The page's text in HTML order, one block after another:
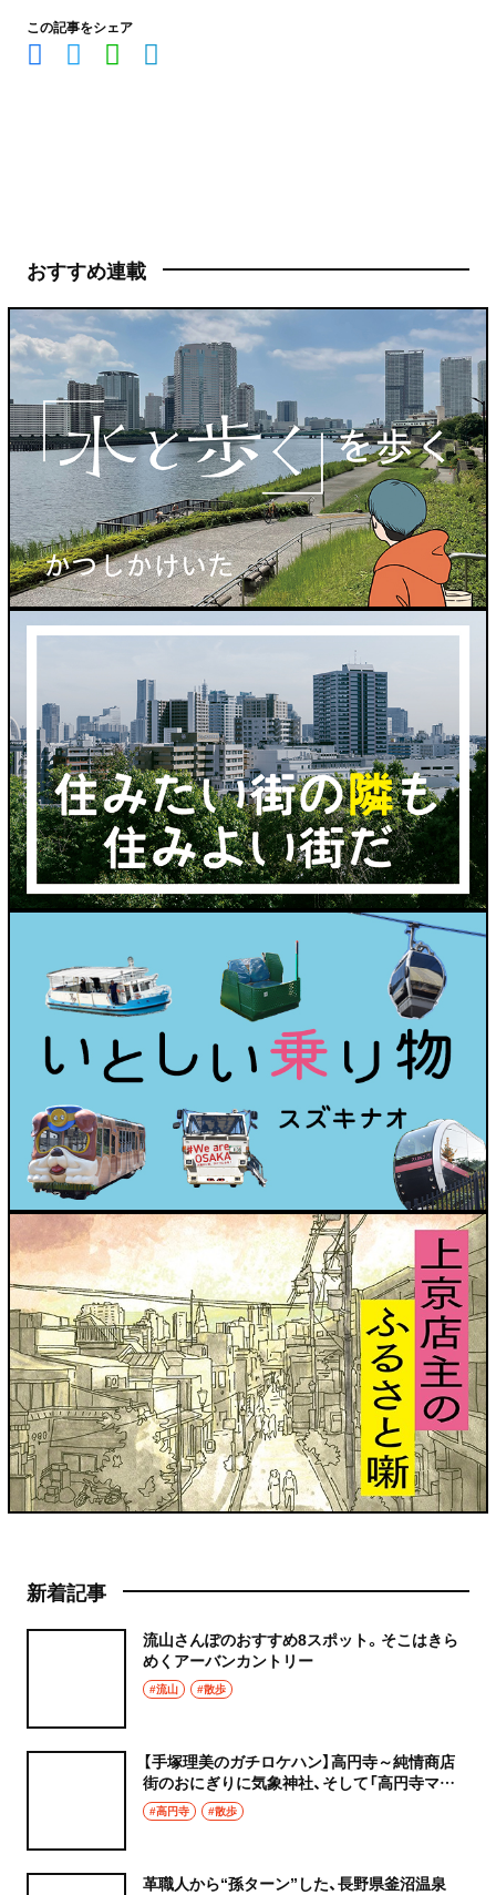
この記事をシェア
おすすめ連載
新着記事
流山さんぽのおすすめ8スポット。そこはきら
めくアーバンカントリー
#流山 #散歩
【手塚理美のガチロケハン】高円寺～純情商店
街のおにぎりに気象神社、そして「高円寺マシ
タ」へ！
#高円寺 #散歩
革職人から“孫ターン”した、長野県釜沼温泉